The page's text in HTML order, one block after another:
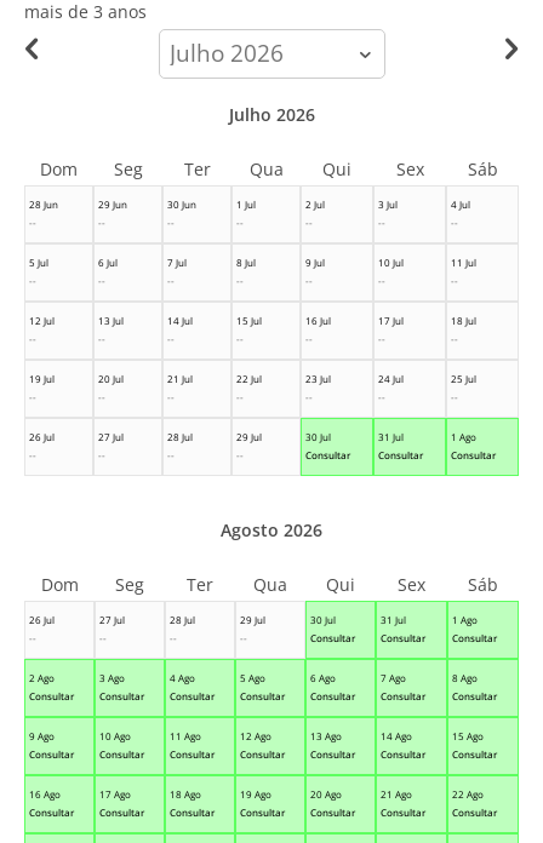
mais de 3 anos
calendar-
month
28 Jun
--
29 Jun
--
30 Jun
--
1 Jul
--
2 Jul
--
3 Jul
--
4 Jul
--
5 Jul
--
6 Jul
--
7 Jul
--
8 Jul
--
9 Jul
--
10 Jul
--
11 Jul
--
12 Jul
--
13 Jul
--
14 Jul
--
15 Jul
--
16 Jul
--
17 Jul
--
18 Jul
--
19 Jul
--
20 Jul
--
21 Jul
--
22 Jul
--
23 Jul
--
24 Jul
--
25 Jul
--
26 Jul
--
27 Jul
--
28 Jul
--
29 Jul
--
30 Jul
Consultar
31 Jul
Consultar
1 Ago
Consultar
Julho 2026
Dom Seg Ter Qua Qui Sex Sáb
26 Jul
--
27 Jul
--
28 Jul
--
29 Jul
--
30 Jul
Consultar
31 Jul
Consultar
1 Ago
Consultar
2 Ago
Consultar
3 Ago
Consultar
4 Ago
Consultar
5 Ago
Consultar
6 Ago
Consultar
7 Ago
Consultar
8 Ago
Consultar
9 Ago
Consultar
10 Ago
Consultar
11 Ago
Consultar
12 Ago
Consultar
13 Ago
Consultar
14 Ago
Consultar
15 Ago
Consultar
16 Ago
Consultar
17 Ago
Consultar
18 Ago
Consultar
19 Ago
Consultar
20 Ago
Consultar
21 Ago
Consultar
22 Ago
Consultar
Agosto 2026
Dom Seg Ter Qua Qui Sex Sáb